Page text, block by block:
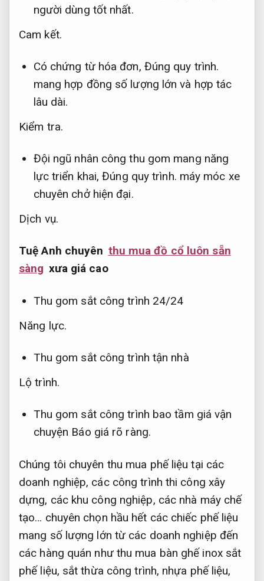
người dùng tốt nhất.
Cam kết.
Có chứng từ hóa đơn, Đúng quy trình.
mang hợp đồng số lượng lớn và hợp tác
lâu dài.
Kiểm tra.
Đội ngũ nhân công thu gom mang năng
lực triển khai,Đúng quy trình. máy móc xe
chuyên chở hiện đại.
Dịch vụ.
Tuệ Anh chuyên thu mua đồ cổ luôn sẵn
sàng xưagiá cao
Thu gom sắt công trình 24/24
Năng lực.
Thu gom sắt công trình tận nhà
Lộ trình.
Thu gom sắt công trình bao tầm giá vận
chuyện Báo giá rõ ràng.
Chúng tôi chuyên thu mua phế liệu tại các
doanh nghiệp, các công trình thi công xây
dựng, các khu công nghiệp, các nhà máy chế
tạo… chuyên chọn hầu hết các chiếc phế liệu
mang số lượng lớn từ các doanh nghiệp đến
các hàng quán như thu mua bàn ghế inox sắt
phế liệu, sắt thừa công trình, nhựa phế liệu,